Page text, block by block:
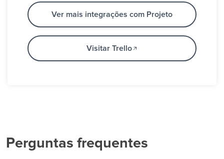
Ver mais integrações com Projeto
Visitar Trello
Perguntas frequentes